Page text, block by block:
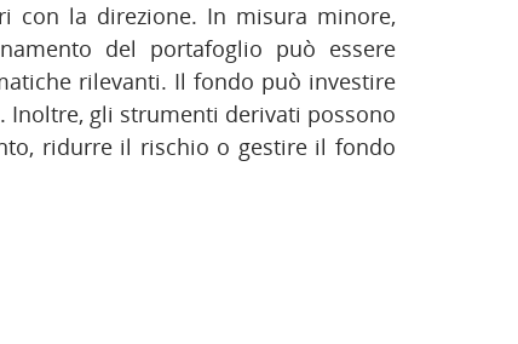
con la direzione. In misura minore,
del portafoglio può essere
rilevanti. Il fondo può investire
gli strumenti derivati possono
ridurre il rischio o gestire il fondo